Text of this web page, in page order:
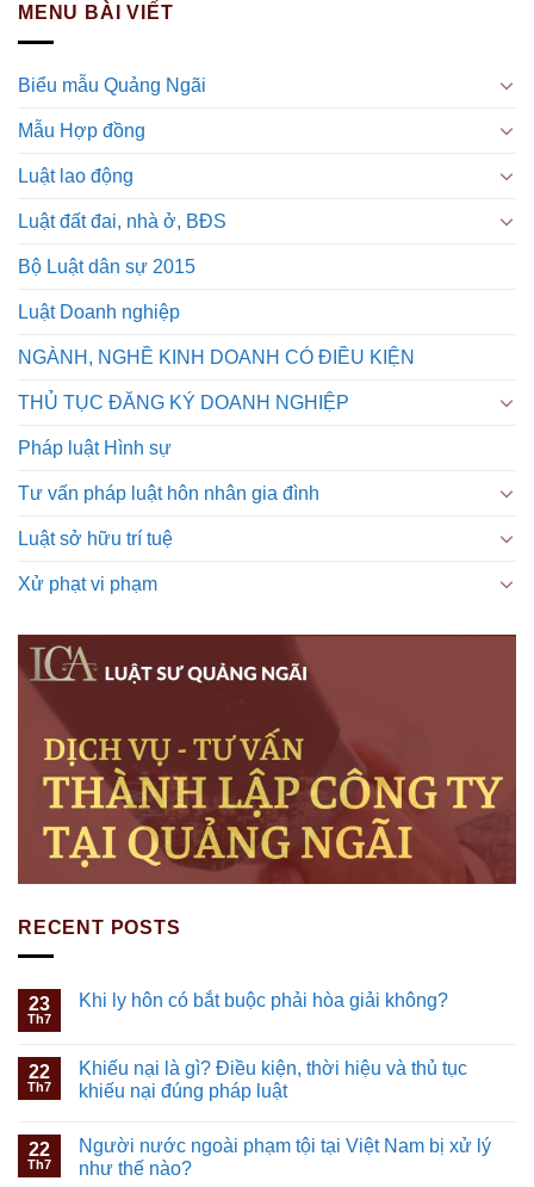
MENU BÀI VIẾT
Biểu mẫu Quảng Ngãi
Mẫu Hợp đồng
Luật lao động
Luật đất đai, nhà ở, BĐS
Bộ Luật dân sự 2015
Luật Doanh nghiệp
NGÀNH, NGHỀ KINH DOANH CÓ ĐIỀU KIỆN
THỦ TỤC ĐĂNG KÝ DOANH NGHIỆP
Pháp luật Hình sự
Tư vấn pháp luật hôn nhân gia đình
Luật sở hữu trí tuệ
Xử phạt vi phạm
RECENT POSTS
23
Th7
Khi ly hôn có bắt buộc phải hòa giải không?
22
Th7
Khiếu nại là gì? Điều kiện, thời hiệu và thủ tục
khiếu nại đúng pháp luật
22
Th7
Người nước ngoài phạm tội tại Việt Nam bị xử lý
như thế nào?